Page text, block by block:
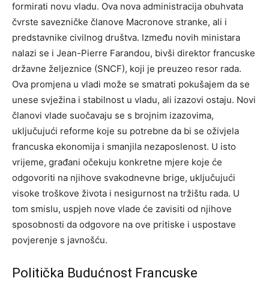
formirati novu vladu. Ova nova administracija obuhvata
čvrste savezničke članove Macronove stranke, ali i
predstavnike civilnog društva. Između novih ministara
nalazi se i Jean-Pierre Farandou, bivši direktor francuske
državne željeznice (SNCF), koji je preuzeo resor rada.
Ova promjena u vladi može se smatrati pokušajem da se
unese svježina i stabilnost u vladu, ali izazovi ostaju. Novi
članovi vlade suočavaju se s brojnim izazovima,
uključujući reforme koje su potrebne da bi se oživjela
francuska ekonomija i smanjila nezaposlenost. U isto
vrijeme, građani očekuju konkretne mjere koje će
odgovoriti na njihove svakodnevne brige, uključujući
visoke troškove života i nesigurnost na tržištu rada. U
tom smislu, uspjeh nove vlade će zavisiti od njihove
sposobnosti da odgovore na ove pritiske i uspostave
povjerenje s javnošću.
Politička Budućnost Francuske